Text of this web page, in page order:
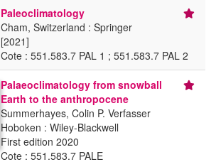
Paleoclimatology
Cham, Switzerland : Springer
[2021]
Cote : 551.583.7 PAL 1 ; 551.583.7 PAL 2
Palaeoclimatology from snowball
Earth to the anthropocene
Summerhayes, Colin P. Verfasser
Hoboken : Wiley-Blackwell
First edition 2020
Cote : 551.583.7 PALE